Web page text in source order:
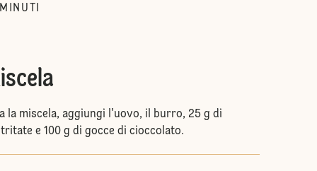
MINUTI
la miscela, aggiungi l'uovo, il burro, 25 g di
e 100 g di gocce di cioccolato.